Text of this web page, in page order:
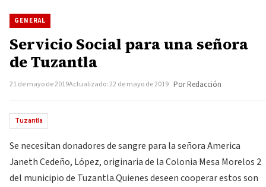
GENERAL
Servicio Social para una señora
de Tuzantla
21 de mayo de 2019Actualizado: 22 de mayo de 2019 Por Redacción
Tuzantla
Se necesitan donadores de sangre para la señora America
Janeth Cedeño, López, originaria de la Colonia Mesa Morelos 2
del municipio de Tuzantla.Quienes deseen cooperar estos son